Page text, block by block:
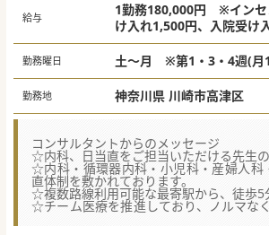
給与
1勤務180,000円 ※インセ
け入れ1,500円、入院受け
勤務曜日 土～月 ※第1・3・4週(月
勤務地 神奈川県 川崎市高津区
コンサルタントからのメッセージ
☆内科、日当直をご担当いただける先生の
☆内科・循環器内科・小児科・産婦人科
直体制を敷かれております。
☆複数路線利用可能な最寄駅から、徒歩
☆チーム医療を推進しており、ノルマな
り診ていただける病院です。